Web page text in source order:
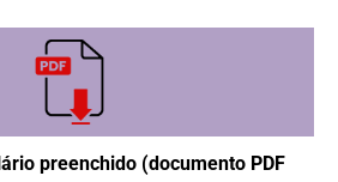
formulário preenchido aqui.
preenchido (documento PDF